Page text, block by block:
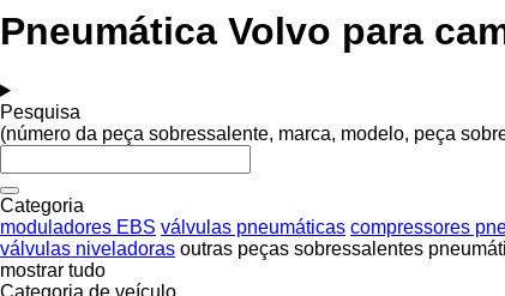
Pneumática Volvo para
Pesquisa
(número da peça sobressalente, marca, modelo, peça
Categoria
moduladores EBS válvulas pneumáticas compressores
válvulas niveladoras outras peças sobressalentes
mostrar tudo
Categoria de veículo